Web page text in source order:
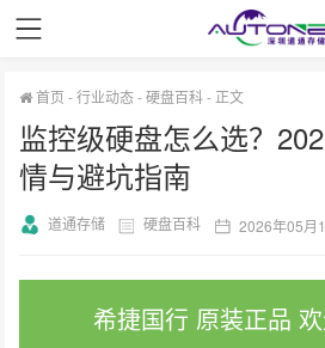
首页 -行业动态-硬盘百科- 正文
监控级硬盘怎么选？
情与避坑指南
道通存储 硬盘百科 2026年05月
希捷国行 原装正品